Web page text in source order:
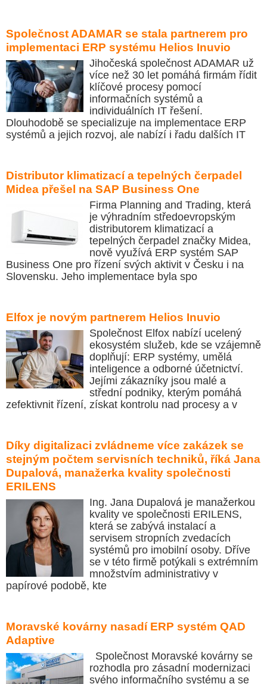
Společnost ADAMAR se stala partnerem pro
implementaci ERP systému Helios Inuvio
Jihočeská společnost ADAMAR už
více než 30 let pomáhá firmám řídit
klíčové procesy pomocí
informačních systémů a
individuálních IT řešení.
Dlouhodobě se specializuje na implementace ERP
systémů a jejich rozvoj, ale nabízí i řadu dalších IT
Distributor klimatizací a tepelných čerpadel
Midea přešel na SAP Business One
Firma Planning and Trading, která
je výhradním středoevropským
distributorem klimatizací a
tepelných čerpadel značky Midea,
nově využívá ERP systém SAP
Business One pro řízení svých aktivit v Česku i na
Slovensku. Jeho implementace byla spo
Elfox je novým partnerem Helios Inuvio
Společnost Elfox nabízí ucelený
ekosystém služeb, kde se vzájemně
doplňují: ERP systémy, umělá
inteligence a odborné účetnictví.
Jejími zákazníky jsou malé a
střední podniky, kterým pomáhá
zefektivnit řízení, získat kontrolu nad procesy a v
Díky digitalizaci zvládneme více zakázek se
stejným počtem servisních techniků, říká Jana
Dupalová, manažerka kvality společnosti
ERILENS
Ing. Jana Dupalová je manažerkou
kvality ve společnosti ERILENS,
která se zabývá instalací a
servisem stropních zvedacích
systémů pro imobilní osoby. Dříve
se v této firmě potýkali s extrémním
množstvím administrativy v
papírové podobě, kte
Moravské kovárny nasadí ERP systém QAD
Adaptive
Společnost Moravské kovárny se
rozhodla pro zásadní modernizaci
svého informačního systému a se